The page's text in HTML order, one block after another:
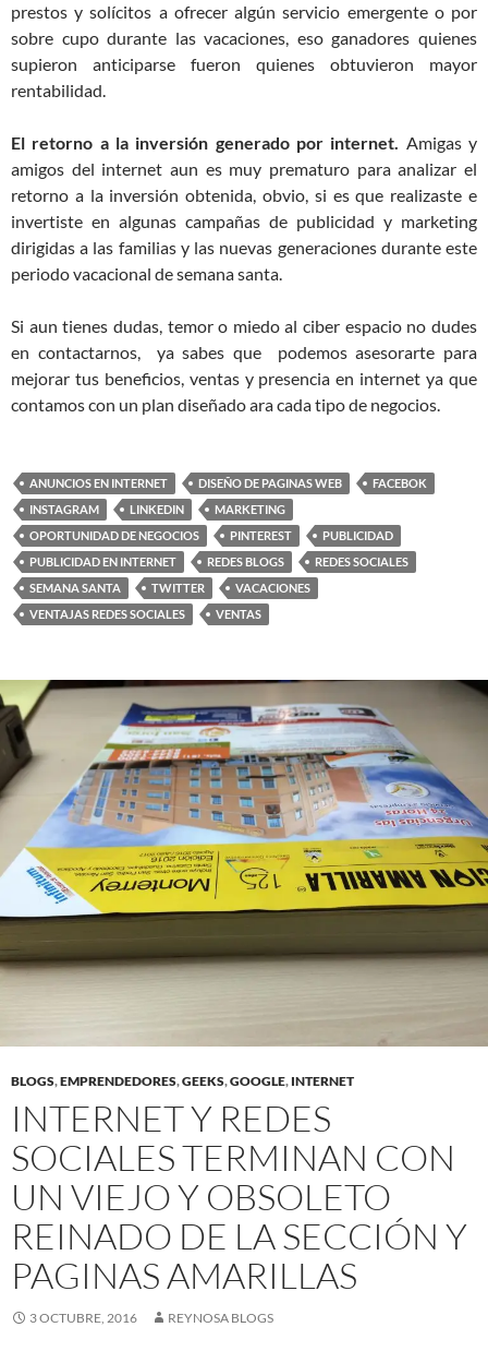
prestos y solícitos a ofrecer algún servicio emergente o por
sobre cupo durante las vacaciones, eso ganadores quienes
supieron anticiparse fueron quienes obtuvieron mayor
rentabilidad.
El retorno a la inversión generado por internet. Amigas y
amigos del internet aun es muy prematuro para analizar el
retorno a la inversión obtenida, obvio, si es que realizaste e
invertiste en algunas campañas de publicidad y marketing
dirigidas a las familias y las nuevas generaciones durante este
periodo vacacional de semana santa.
Si aun tienes dudas, temor o miedo al ciber espacio no dudes
en contactarnos, ya sabes que podemos asesorarte para
mejorar tus beneficios, ventas y presencia en internet ya que
contamos con un plan diseñado ara cada tipo de negocios.
ANUNCIOS EN INTERNET DISEÑO DE PAGINAS WEB
FACEBOK
INSTAGRAM
LINKEDIN
MARKETING
OPORTUNIDAD DE NEGOCIOS
PINTEREST
PUBLICIDAD
PUBLICIDAD EN INTERNET
REDES BLOGS
REDES SOCIALES
SEMANA SANTA
TWITTER
VACACIONES
VENTAJAS REDES SOCIALES
VENTAS
BLOGS,EMPRENDEDORES,GEEKS,GOOGLE, INTERNET
INTERNET Y REDES
SOCIALES TERMINAN CON
UN VIEJO Y OBSOLETO
REINADO DE LA SECCIÓN Y
PAGINAS AMARILLAS
3 OCTUBRE, 2016 REYNOSA BLOGS